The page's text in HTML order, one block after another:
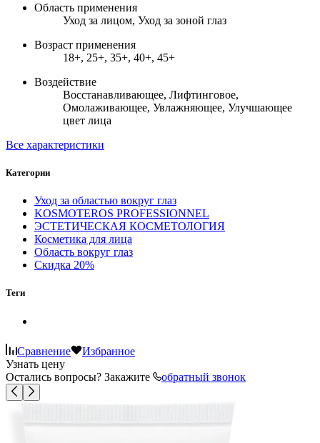
Область применения
Уход за лицом, Уход за зоной глаз
Возраст применения
18+, 25+, 35+, 40+, 45+
Воздействие
Восстанавливающее, Лифтинговое,
Омолаживающее, Увлажняющее, Улучшающее
цвет лица
Все характеристики
Категории
Уход за областью вокруг глаз
KOSMOTEROS PROFESSIONNEL
ЭСТЕТИЧЕСКАЯ КОСМЕТОЛОГИЯ
Косметика для лица
Область вокруг глаз
Скидка 20%
Теги
Сравнение
Избранное
Узнать цену
Остались вопросы? Закажите
обратный звонок